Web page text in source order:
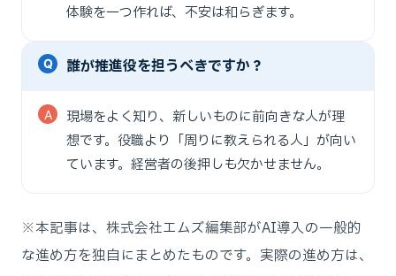
体験を一つ作れば、不安は和らぎます。
誰が推進役を担うべきですか？
現場をよく知り、新しいものに前向きな人が理
想です。役職より「周りに教えられる人」が向い
ています。経営者の後押しも欠かせません。
※本記事は、株式会社エムズ編集部がAI導入の一般的
な進め方を独自にまとめたものです。実際の進め方は、